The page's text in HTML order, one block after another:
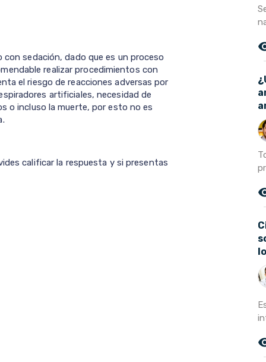
con sedación, dado que es un proceso
realizar procedimientos con
el riesgo de reacciones adversas por
artificiales, necesidad de
o incluso la muerte, por esto no es
calificar la respuesta y si presentas